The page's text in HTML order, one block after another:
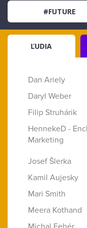
#FUTURE
ĽUDIA
Dan Ariely
Daryl Weber
Filip Struhárik
HennekeD -
Marketing
Josef Šlerka
Kamil Aujesky
Mari Smith
Meera Kothand